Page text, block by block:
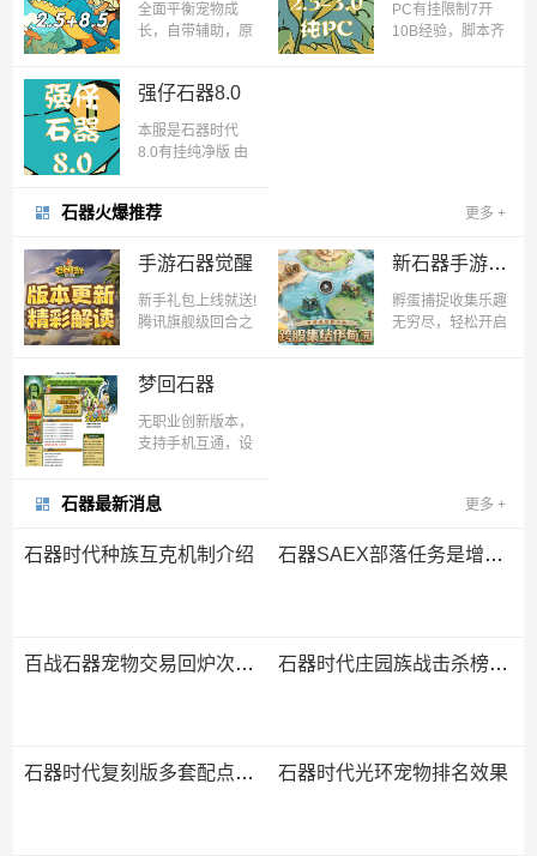
石器时代“生化”过滤段
石器时代光环宠物排名效果
石器时代“生化”过滤段
全面平衡宠物成
长，自带辅助，原
60倍经验、8.5带
PC有挂限制7开
10B经验，脚本齐
强仔石器8.0
本服是石器时代
8.0有挂纯净版 由
已转至遇见石器
石器火爆推荐 更多 +
手游石器觉醒
新手礼包上线就送!
腾讯旗舰级回合之
交,抓宠骑宠乐趣无
新石器手游正版
孵蛋捕捉收集乐趣
无穷尽，轻松开启
梦回石器
无职业创新版本，
支持手机互通，设
长期入住。
石器最新消息 更多 +
石器时代种族互克机制介绍 石器SAEX部落任务是增强部落实力的主要渠道
百战石器宠物交易回炉次数保留。 石器时代庄园族战击杀榜规则与奖励
石器时代复刻版多套配点“灵活变通” 石器时代光环宠物排名效果